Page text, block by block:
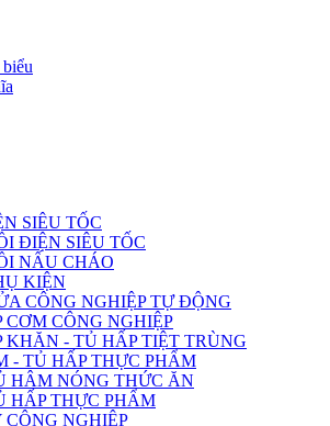
SIÊU TỐC
ĐIỆN SIÊU TỐC
NẤU CHÁO
KIỆN
CÔNG NGHIỆP TỰ ĐỘNG
CƠM CÔNG NGHIỆP
KHĂN - TỦ HẤP TIỆT TRÙNG
- TỦ HẤP THỰC PHẨM
HÂM NÓNG THỨC ĂN
HẤP THỰC PHẨM
CÔNG NGHIỆP